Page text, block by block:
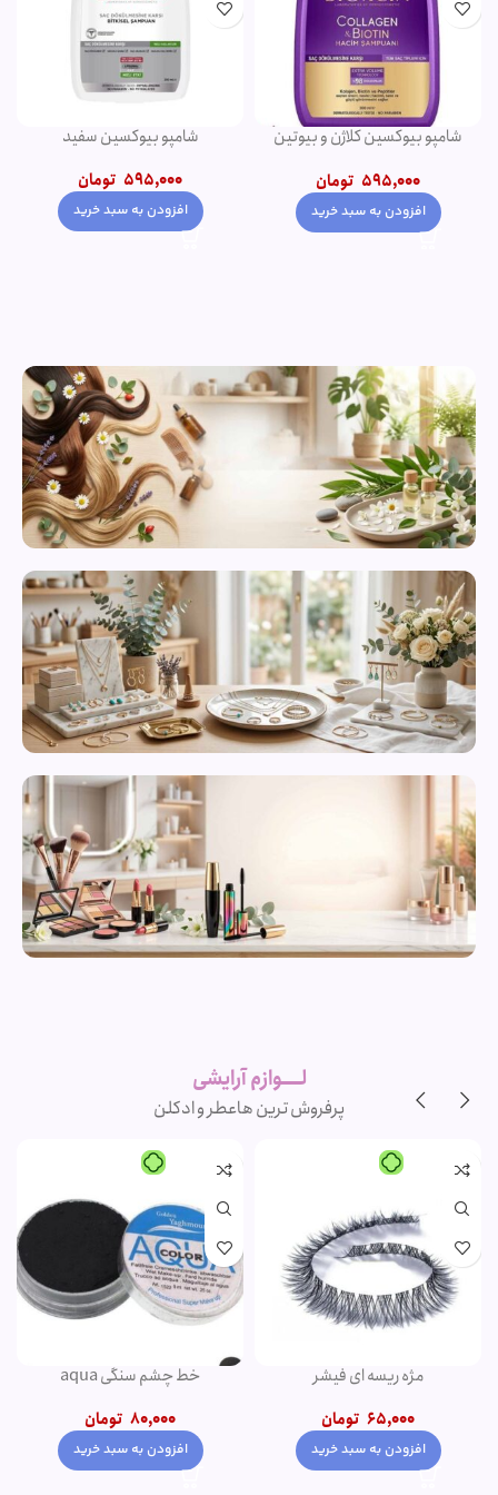
دئودورانت مردانه نوریتا مدل
320,000 تومان
افزودن به سبد خرید
شامپو فورت اصل
650,000 تومان550,000
افزودن به سبد خرید
محصولات
مراقبت از
پوست
برندلــــوازم آرایشی
پرفروش ترین هاعطر و ادکلن
-1%
پنکک مهرونا
تومان345,000
انتخاب گزینه ها
-20%
کرم پودر پمپی دتوکس نوت | پوشش
1,500,000 تومان
1,200,000 تومان
انتخاب گزینه ها